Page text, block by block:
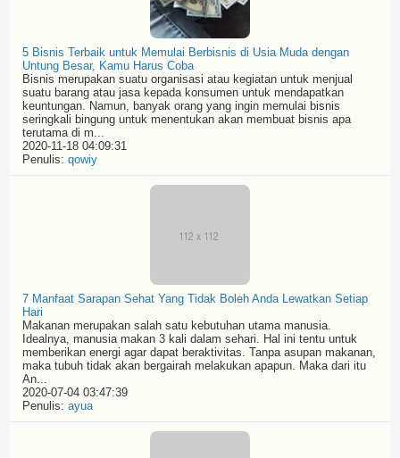
5 Bisnis Terbaik untuk Memulai Berbisnis di Usia Muda dengan
Untung Besar, Kamu Harus Coba
Bisnis merupakan suatu organisasi atau kegiatan untuk menjual
suatu barang atau jasa kepada konsumen untuk mendapatkan
keuntungan. Namun, banyak orang yang ingin memulai bisnis
seringkali bingung untuk menentukan akan membuat bisnis apa
terutama di m...
2020-11-18 04:09:31
Penulis: qowiy
7 Manfaat Sarapan Sehat Yang Tidak Boleh Anda Lewatkan Setiap
Hari
Makanan merupakan salah satu kebutuhan utama manusia.
Idealnya, manusia makan 3 kali dalam sehari. Hal ini tentu untuk
memberikan energi agar dapat beraktivitas. Tanpa asupan makanan,
maka tubuh tidak akan bergairah melakukan apapun. Maka dari itu
An...
2020-07-04 03:47:39
Penulis: ayua